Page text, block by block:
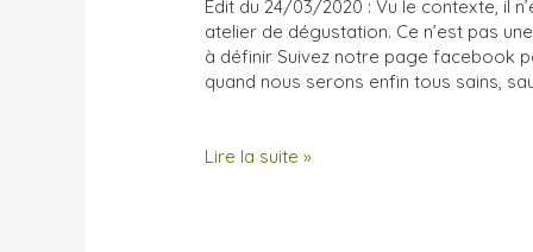
Edit du 24/03/2020 : Vu le contexte, il
atelier de dégustation. Ce n’est pas
à définir Suivez notre page facebook
quand nous serons enfin tous sains,
[RDV]
Lire la suite »